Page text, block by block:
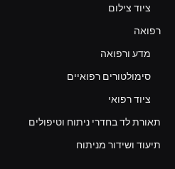
ציוד צילום
רפואה
מדע ורפואה
סימולטורים רפואיים
ציוד רפואי
תאורת לד בחדרי ניתוח וטיפולים
תיעוד ושידור מניתוח